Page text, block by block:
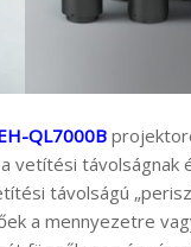
QL7000B
vetítési távolságnak
távolságú
a mennyezetre